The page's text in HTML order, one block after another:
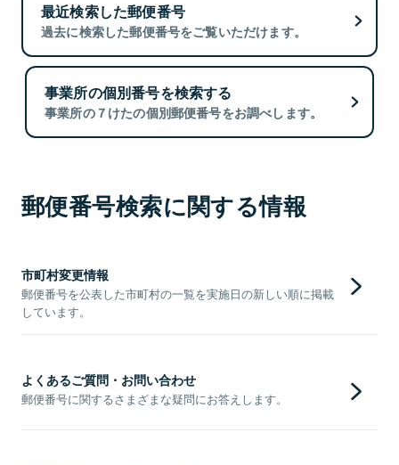
最近検索した郵便番号
過去に検索した郵便番号をご覧いただけます。
事業所の個別番号を検索する
事業所の７けたの個別郵便番号をお調べします。
郵便番号検索に関する情報
市町村変更情報
郵便番号を公表した市町村の一覧を実施日の新しい順に掲載
しています。
よくあるご質問・お問い合わせ
郵便番号に関するさまざまな疑問にお答えします。